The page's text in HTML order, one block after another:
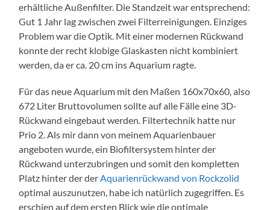
erhältliche Außenfilter. Die Standzeit war entsprechend:
Gut 1 Jahr lag zwischen zwei Filterreinigungen. Einziges
Problem war die Optik. Mit einer modernen Rückwand
konnte der recht klobige Glaskasten nicht kombiniert
werden, da er ca. 20 cm ins Aquarium ragte.
Für das neue Aquarium mit den Maßen 160x70x60, also
672 Liter Bruttovolumen sollte auf alle Fälle eine 3D-
Rückwand eingebaut werden. Filtertechnik hatte nur
Prio 2. Als mir dann von meinem Aquarienbauer
angeboten wurde, ein Biofiltersystem hinter der
Rückwand unterzubringen und somit den kompletten
Platz hinter der der Aquarienrückwand von Rockzolid
optimal auszunutzen, habe ich natürlich zugegriffen. Es
erschien auf dem ersten Blick wie die optimale